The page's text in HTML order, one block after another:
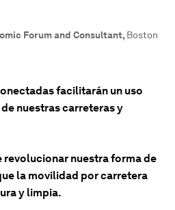
Forum and Consultant, Boston
facilitarán un uso
nuestras carreteras y
revolucionar nuestra forma de
la movilidad por carretera
y limpia.